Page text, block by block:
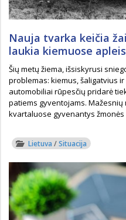
Nauja tvarka keičia
laukia kiemuose
Šių metų žiema, išsiskyrusi
problemas: kiemus, šaligatvius
automobiliai rūpesčių pridarė
patiems gyventojams.
kvartaluose gyvenantys žmonės
Lietuva /Situacija